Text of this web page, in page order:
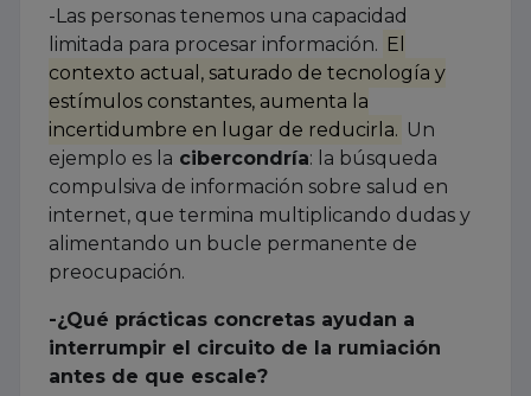
-Las personas tenemos una capacidad
limitada para procesar información. El
contexto actual, saturado de tecnología y
estímulos constantes, aumenta la
incertidumbre en lugar de reducirla. Un
ejemplo es la cibercondría: la búsqueda
compulsiva de información sobre salud en
internet, que termina multiplicando dudas y
alimentando un bucle permanente de
preocupación.
-¿Qué prácticas concretas ayudan a
interrumpir el circuito de la rumiación
antes de que escale?